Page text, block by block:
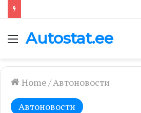
Menu
Autostat.ee
Home/Автоновости
Автоновости